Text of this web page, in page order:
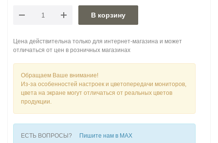
В корзину
Цена действительна только для интернет-магазина и может
отличаться от цен в розничных магазинах
Обращаем Ваше внимание!
Из-за особенностей настроек и цветопередачи мониторов,
цвета на экране могут отличаться от реальных цветов
продукции.
ЕСТЬ ВОПРОСЫ? Пишите нам в MAX